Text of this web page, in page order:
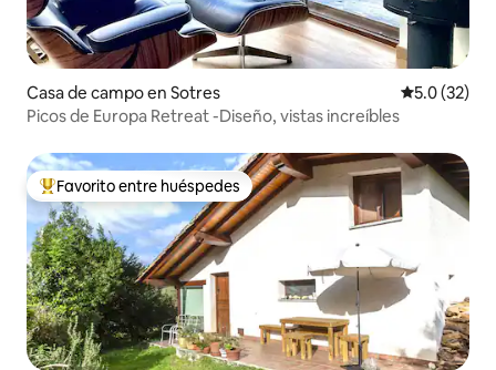
Casa de campo en Sotres Calificación
5.0 (32)
Picos de Europa Retreat -Diseño, vistas increíbles
Favorito entre huéspedes preferido
Favorito entre huéspedes